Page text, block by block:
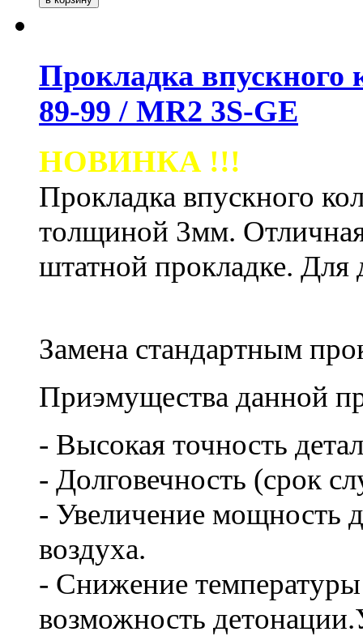
Прокладка впускного
89-99 / MR2 3S-GE
НОВИНКА !!!
Прокладка впускного
толщиной 3мм.
штатной прокладке. Для
Замена стандартным
Приэмущества данной
- Высокая точность
- Долговечность (срок
- Увеличение мощность
воздуха.
- Снижение
возможность